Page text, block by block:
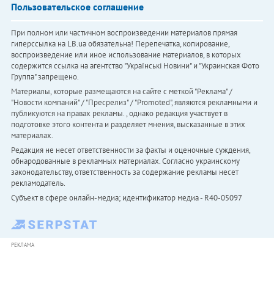
Пользовательское соглашение
При полном или частичном воспроизведении материалов прямая
гиперссылка на LB.ua обязательна! Перепечатка, копирование,
воспроизведение или иное использование материалов, в которых
содержится ссылка на агентство "Українськi Новини" и "Украинская Фото
Группа" запрещено.
Материалы, которые размещаются на сайте с меткой "Реклама" /
"Новости компаний" / "Пресрелиз" / "Promoted", являются рекламными и
публикуются на правах рекламы. , однако редакция участвует в
подготовке этого контента и разделяет мнения, высказанные в этих
материалах.
Редакция не несет ответственности за факты и оценочные суждения,
обнародованные в рекламных материалах. Согласно украинскому
законодательству, ответственность за содержание рекламы несет
рекламодатель.
Субъект в сфере онлайн-медиа; идентификатор медиа - R40-05097
РЕКЛАМА